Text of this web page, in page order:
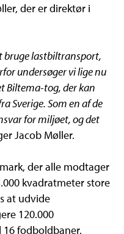
der er direktør i
bruge lastbiltransport,
undersøger vi lige nu
Biltema-tog, der kan
Sverige. Som en af de
for miljøet, og det
Jacob Møller.
der alle modtager
kvadratmeter store
at udvide
120.000
fodboldbaner.